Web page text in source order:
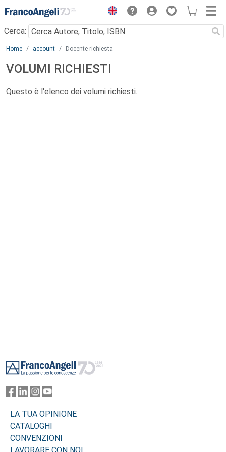
Menu
Cerca:
Main content
Home account Docente richiesta
VOLUMI RICHIESTI
Questo è l'elenco dei volumi richiesti.
LA TUA OPINIONE
CATALOGHI
CONVENZIONI